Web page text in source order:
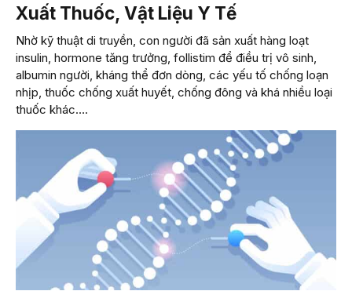
Xuất Thuốc, Vật Liệu Y Tế
Nhờ kỹ thuật di truyền, con người đã sản xuất hàng loạt
insulin, hormone tăng trưởng, follistim để điều trị vô sinh,
albumin người, kháng thể đơn dòng, các yếu tố chống loạn
nhịp, thuốc chống xuất huyết, chống đông và khá nhiều loại
thuốc khác….